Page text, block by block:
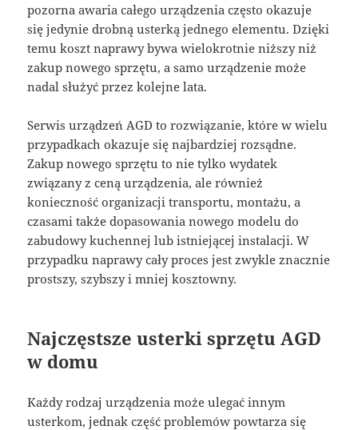
pozorna awaria całego urządzenia często okazuje
się jedynie drobną usterką jednego elementu. Dzięki
temu koszt naprawy bywa wielokrotnie niższy niż
zakup nowego sprzętu, a samo urządzenie może
nadal służyć przez kolejne lata.
Serwis urządzeń AGD to rozwiązanie, które w wielu
przypadkach okazuje się najbardziej rozsądne.
Zakup nowego sprzętu to nie tylko wydatek
związany z ceną urządzenia, ale również
konieczność organizacji transportu, montażu, a
czasami także dopasowania nowego modelu do
zabudowy kuchennej lub istniejącej instalacji. W
przypadku naprawy cały proces jest zwykle znacznie
prostszy, szybszy i mniej kosztowny.
Najczęstsze usterki sprzętu AGD
w domu
Każdy rodzaj urządzenia może ulegać innym
usterkom, jednak część problemów powtarza się